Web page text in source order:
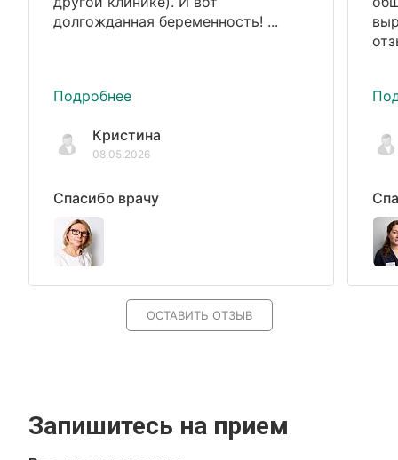
долгожданная беременность! ...
Подробнее
Кристина
08.05.2026
Спасибо врачу
ОСТАВИТЬ ОТЗЫВ
Запишитесь на прием